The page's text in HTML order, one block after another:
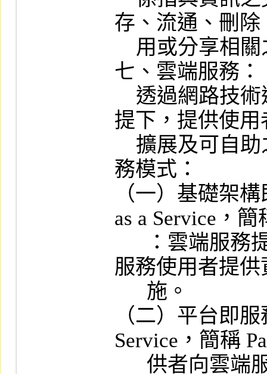
存、流通、刪
七、雲端服務：
提下，提供使
務模式：
（一）基礎架
as a Service，簡
服務使用者提
（二）平台即
Service，簡稱